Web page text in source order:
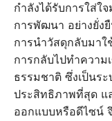
กำลังได้รับการใส่ใ
การพัฒนา อย่างยั่ง
การนำวัสดุกลับมาใ
การกลับไปทำความ
ธรรมชาติ ซึ่งเป็นร
ประสิทธิภาพที่สุด แ
ออกแบบหรือดีไซน์